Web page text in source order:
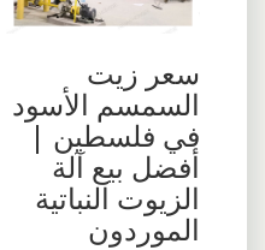
سعر زيت
السمسم الأسود
في فلسطين |
أفضل بيع آلة
الزيوت النباتية
الموردون